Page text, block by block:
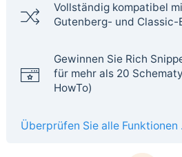
Vollständig kompatibel
Gutenberg- und Classic-
Gewinnen Sie Rich
für mehr als 20
HowTo)
Überprüfen Sie alle Funktionen